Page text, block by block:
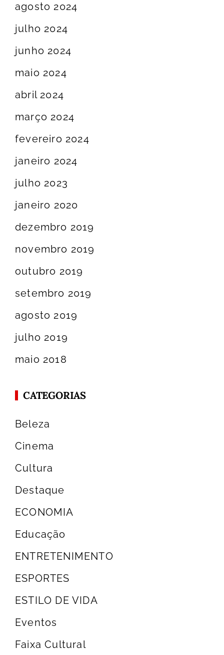
agosto 2024
julho 2024
junho 2024
maio 2024
abril 2024
março 2024
fevereiro 2024
janeiro 2024
julho 2023
janeiro 2020
dezembro 2019
novembro 2019
outubro 2019
setembro 2019
agosto 2019
julho 2019
maio 2018
CATEGORIAS
Beleza
Cinema
Cultura
Destaque
ECONOMIA
Educação
ENTRETENIMENTO
ESPORTES
ESTILO DE VIDA
Eventos
Faixa Cultural